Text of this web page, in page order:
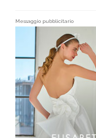
Messaggio pubblicitario